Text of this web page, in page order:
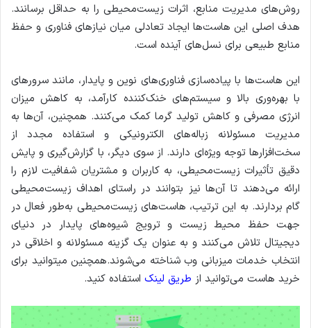
روش‌های مدیریت منابع، اثرات زیست‌محیطی را به حداقل برسانند.
هدف اصلی این هاست‌ها ایجاد تعادلی میان نیازهای فناوری و حفظ
منابع طبیعی برای نسل‌های آینده است.
این هاست‌ها با پیاده‌سازی فناوری‌های نوین و پایدار، مانند سرورهای
با بهره‌وری بالا و سیستم‌های خنک‌کننده کارآمد، به کاهش میزان
انرژی مصرفی و کاهش تولید گرما کمک می‌کنند. همچنین، آن‌ها به
مدیریت مسئولانه زباله‌های الکترونیکی و استفاده مجدد از
سخت‌افزارها توجه ویژه‌ای دارند. از سوی دیگر، با گزارش‌گیری و پایش
دقیق تأثیرات زیست‌محیطی، به کاربران و مشتریان شفافیت لازم را
ارائه می‌دهند تا آن‌ها نیز بتوانند در راستای اهداف زیست‌محیطی
گام بردارند. به این ترتیب، هاست‌های زیست‌محیطی به‌طور فعال در
جهت حفظ محیط زیست و ترویج شیوه‌های پایدار در دنیای
دیجیتال تلاش می‌کنند و به عنوان یک گزینه مسئولانه و اخلاقی در
انتخاب خدمات میزبانی وب شناخته می‌شوند.همچنین میتوانید برای
خرید هاست می‌توانید از طریق لینک استفاده کنید.